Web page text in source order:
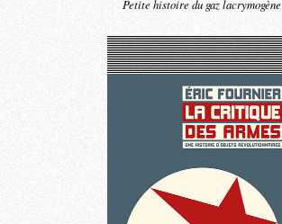
Petite histoire du gaz lacrymogène